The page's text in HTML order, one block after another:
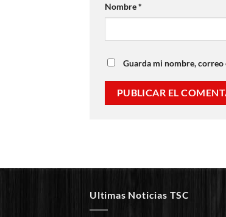
Nombre*
Guarda mi nombre, correo
Ultimas Noticias TSC